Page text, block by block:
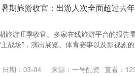
期旅游收官：出游人次全面超过去
旅游旺季收官。多家在线旅游平台的报告
战场”，演出展览、体育赛事以及影视剧
日期：03-04 来源：一号配资 查看：